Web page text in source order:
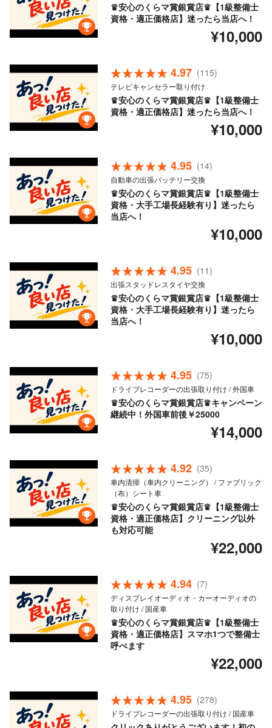
♛安心のくらマ賞銀賞店♛【1級整備士
資格・適正価格店】迷ったら当店へ！
¥10,000
4.97 (115)
テレビキャンセラー取り付け
♛安心のくらマ賞銀賞店♛【1級整備士
資格・適正価格店】迷ったら当店へ！
¥10,000
4.95 (14)
自動車の出張バッテリー交換
♛安心のくらマ賞銀賞店♛【1級整備士
資格・大手工場長経験有り】迷ったら
当店へ！
¥10,000
4.95 (11)
出張スタッドレスタイヤ交換
♛安心のくらマ賞銀賞店♛【1級整備士
資格・大手工場長経験有り】迷ったら
当店へ！
¥10,000
4.95 (75)
ドライブレコーダーの出張取り付け / 外国車
♛安心のくらマ賞銀賞店♛キャンペーン
継続中！外国車前後￥25000
¥14,000
4.92 (35)
車内清掃（車内クリーニング） / ファブリック
（布）シート車
♛安心のくらマ賞銀賞店♛【1級整備士
資格・適正価格店】クリーニング以外
も対応可能
¥22,000
4.94 (7)
ディスプレイオーディオ・カーオーディオの
取り付け / 国産車
♛安心のくらマ賞銀賞店♛【1級整備士
資格・適正価格店】スマホ1つで整備士
呼べます
¥22,000
4.95 (278)
ドライブレコーダーの出張取り付け / 国産車